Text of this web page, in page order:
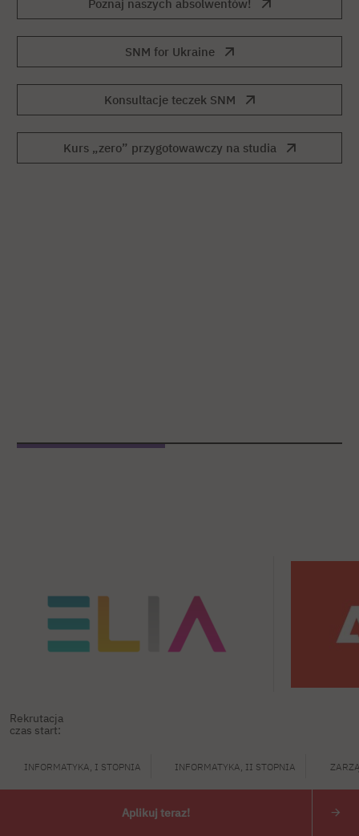
Rekrutacja
czas start:
INFORMATYKA, I STOPNIA INFORMATYKA, II STOPNIA
Aplikuj teraz!
Poznaj naszych absolwentów!
SNM for Ukraine
Konsultacje teczek SNM
Kurs „zero” przygotowawczy na studia